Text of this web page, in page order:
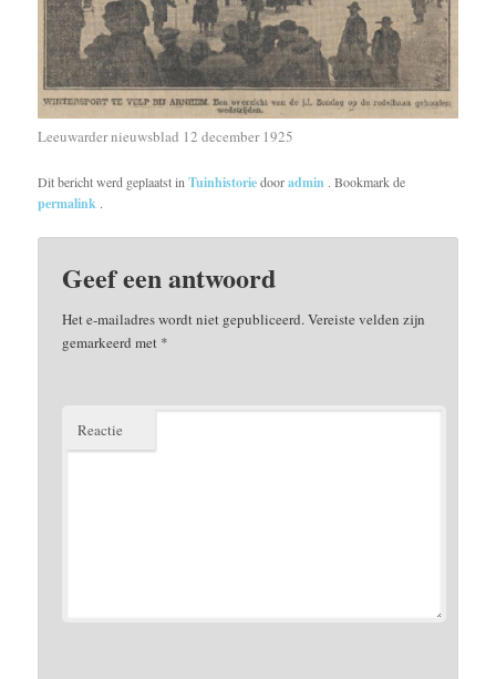
Leeuwarder nieuwsblad 12 december 1925
Dit bericht werd geplaatst inTuinhistoriedooradmin . Bookmark de
permalink .
Geef een antwoord
Het e-mailadres wordt niet gepubliceerd.Vereiste velden zijn
gemarkeerd met *
Reactie